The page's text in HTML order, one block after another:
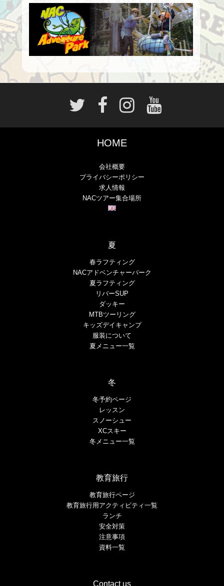
HOME
会社概要
プライバシーポリシー
求人情報
NACツアー集合場所
夏
春ラフティング
NACアドベンチャーパーク
夏ラフティング
リバーSUP
ダッキー
MTBツーリング
キッズデイキャンプ
服装について
夏メニュー一覧
冬
冬予約ページ
レッスン
スノーシュー
XCスキー
冬メニュー一覧
教育旅行
教育旅行ページ
教育旅行用アクティビティ一覧
ランチ
安全対策
注意事項
資料一覧
Contact us